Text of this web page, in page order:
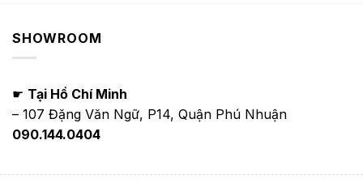
SHOWROOM
☛ Tại Hồ Chí Minh
– 107 Đặng Văn Ngữ, P14, Quận Phú Nhuận
090.144.0404